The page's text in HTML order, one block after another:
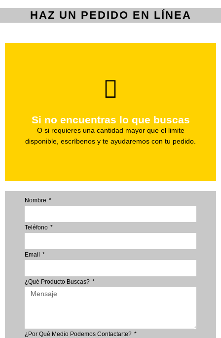
HAZ UN PEDIDO EN LÍNEA
Si no encuentras lo que buscas
O si requieres una cantidad mayor que el limite
disponible, escríbenos y te ayudaremos con tu pedido.
Haz tu pedido
Nombre
Teléfono
Email
¿Qué Producto Buscas?
¿Por Qué Medio Podemos Contactarte?